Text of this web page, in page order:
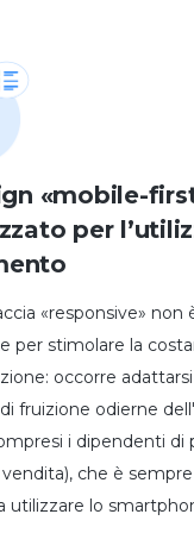
«mobile-
per
«responsive» non
per stimolare la
occorre adattarsi
fruizione odierne
i dipendenti di
che è
utilizzare lo